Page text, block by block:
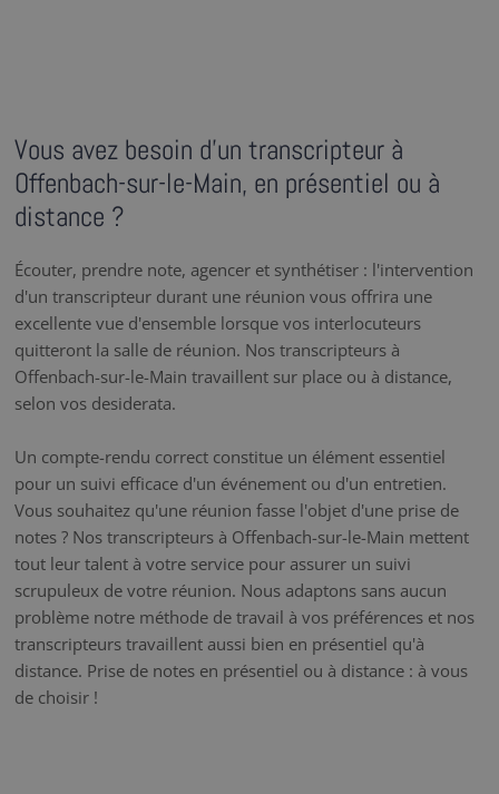
Vous avez besoin d’un transcripteur à
Offenbach-sur-le-Main, en présentiel ou à
distance ?
Écouter, prendre note, agencer et synthétiser : l'intervention
d'un transcripteur durant une réunion vous offrira une
excellente vue d'ensemble lorsque vos interlocuteurs
quitteront la salle de réunion. Nos transcripteurs à
Offenbach-sur-le-Main travaillent sur place ou à distance,
selon vos desiderata.
Un compte-rendu correct constitue un élément essentiel
pour un suivi efficace d'un événement ou d'un entretien.
Vous souhaitez qu'une réunion fasse l'objet d'une prise de
notes ? Nos transcripteurs à Offenbach-sur-le-Main mettent
tout leur talent à votre service pour assurer un suivi
scrupuleux de votre réunion. Nous adaptons sans aucun
problème notre méthode de travail à vos préférences et nos
transcripteurs travaillent aussi bien en présentiel qu'à
distance. Prise de notes en présentiel ou à distance : à vous
de choisir !